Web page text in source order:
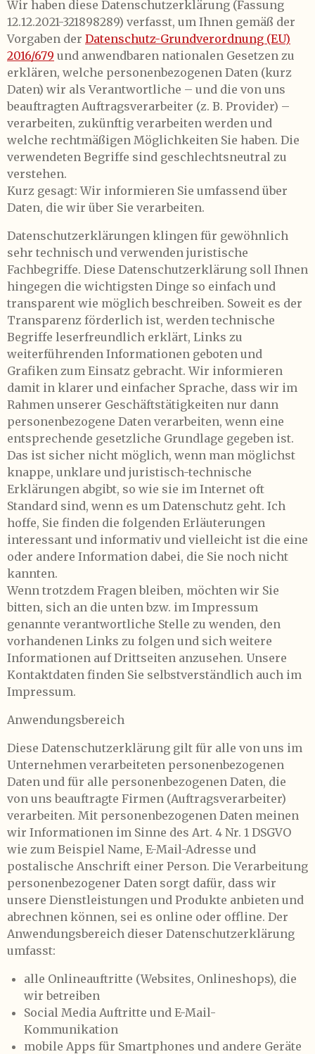
Wir haben diese Datenschutzerklärung (Fassung
12.12.2021-321898289) verfasst, um Ihnen gemäß der
Vorgaben der Datenschutz-Grundverordnung (EU)
2016/679 und anwendbaren nationalen Gesetzen zu
erklären, welche personenbezogenen Daten (kurz
Daten) wir als Verantwortliche – und die von uns
beauftragten Auftragsverarbeiter (z. B. Provider) –
verarbeiten, zukünftig verarbeiten werden und
welche rechtmäßigen Möglichkeiten Sie haben. Die
verwendeten Begriffe sind geschlechtsneutral zu
verstehen.
Kurz gesagt: Wir informieren Sie umfassend über
Daten, die wir über Sie verarbeiten.
Datenschutzerklärungen klingen für gewöhnlich
sehr technisch und verwenden juristische
Fachbegriffe. Diese Datenschutzerklärung soll Ihnen
hingegen die wichtigsten Dinge so einfach und
transparent wie möglich beschreiben. Soweit es der
Transparenz förderlich ist, werden technische
Begriffe leserfreundlich erklärt, Links zu
weiterführenden Informationen geboten und
Grafiken zum Einsatz gebracht. Wir informieren
damit in klarer und einfacher Sprache, dass wir im
Rahmen unserer Geschäftstätigkeiten nur dann
personenbezogene Daten verarbeiten, wenn eine
entsprechende gesetzliche Grundlage gegeben ist.
Das ist sicher nicht möglich, wenn man möglichst
knappe, unklare und juristisch-technische
Erklärungen abgibt, so wie sie im Internet oft
Standard sind, wenn es um Datenschutz geht. Ich
hoffe, Sie finden die folgenden Erläuterungen
interessant und informativ und vielleicht ist die eine
oder andere Information dabei, die Sie noch nicht
kannten.
Wenn trotzdem Fragen bleiben, möchten wir Sie
bitten, sich an die unten bzw. im Impressum
genannte verantwortliche Stelle zu wenden, den
vorhandenen Links zu folgen und sich weitere
Informationen auf Drittseiten anzusehen. Unsere
Kontaktdaten finden Sie selbstverständlich auch im
Impressum.
Anwendungsbereich
Diese Datenschutzerklärung gilt für alle von uns im
Unternehmen verarbeiteten personenbezogenen
Daten und für alle personenbezogenen Daten, die
von uns beauftragte Firmen (Auftragsverarbeiter)
verarbeiten. Mit personenbezogenen Daten meinen
wir Informationen im Sinne des Art. 4 Nr. 1 DSGVO
wie zum Beispiel Name, E-Mail-Adresse und
postalische Anschrift einer Person. Die Verarbeitung
personenbezogener Daten sorgt dafür, dass wir
unsere Dienstleistungen und Produkte anbieten und
abrechnen können, sei es online oder offline. Der
Anwendungsbereich dieser Datenschutzerklärung
umfasst:
alle Onlineauftritte (Websites, Onlineshops), die
wir betreiben
Social Media Auftritte und E-Mail-
Kommunikation
mobile Apps für Smartphones und andere Geräte